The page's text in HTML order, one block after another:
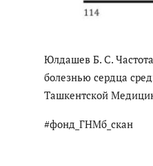
Юлдашев Б. С.
болезнью сердца
Ташкентской
#фонд_ГНМб_скан